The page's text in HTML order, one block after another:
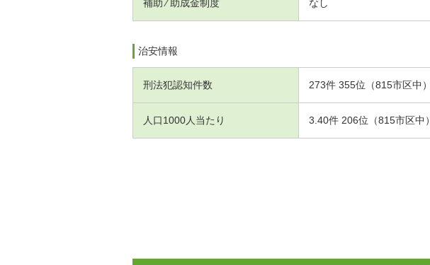
補助 ⁄ 助成金制度 なし
治安情報
刑法犯認知件数 273件 355位（815市区中）
人口1000人当たり 3.40件 206位（815市区中）